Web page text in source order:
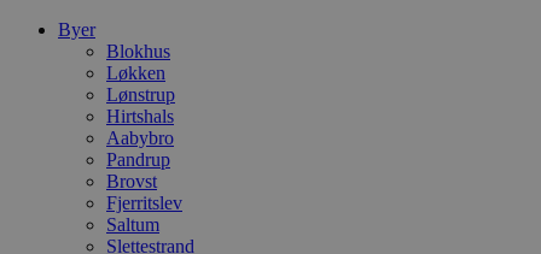
Byer
Blokhus
Løkken
Lønstrup
Hirtshals
Aabybro
Pandrup
Brovst
Fjerritslev
Saltum
Slettestrand